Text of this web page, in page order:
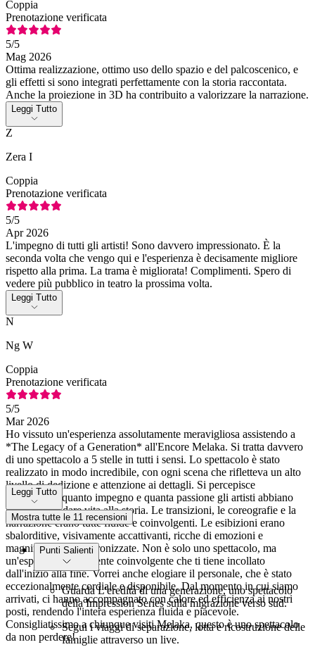
Coppia
Prenotazione verificata
5/5
Mag 2026
Ottima realizzazione, ottimo uso dello spazio e del palcoscenico, e
gli effetti si sono integrati perfettamente con la storia raccontata.
Anche la proiezione in 3D ha contribuito a valorizzare la narrazione.
Leggi Tutto
Z
Zera I
Coppia
Prenotazione verificata
5/5
Apr 2026
L'impegno di tutti gli artisti! Sono davvero impressionato. È la
seconda volta che vengo qui e l'esperienza è decisamente migliore
rispetto alla prima. La trama è migliorata! Complimenti. Spero di
vedere più pubblico in teatro la prossima volta.
Leggi Tutto
N
Ng W
Coppia
Prenotazione verificata
5/5
Mar 2026
Ho vissuto un'esperienza assolutamente meravigliosa assistendo a
*The Legacy of a Generation* all'Encore Melaka. Si tratta davvero
di uno spettacolo a 5 stelle in tutti i sensi. Lo spettacolo è stato
realizzato in modo incredibile, con ogni scena che rifletteva un alto
livello di dedizione e attenzione ai dettagli. Si percepisce
chiaramente quanto impegno e quanta passione gli artisti abbiano
riversato nel dare vita alla storia. Le transizioni, le coreografie e la
narrazione erano tutte fluide e coinvolgenti. Le esibizioni erano
sbalorditive, visivamente accattivanti, ricche di emozioni e
magnificamente sincronizzate. Non è solo uno spettacolo, ma
un'esperienza totalmente coinvolgente che ti tiene incollato
dall'inizio alla fine. Vorrei anche elogiare il personale, che è stato
eccezionalmente cordiale e disponibile. Dal momento in cui siamo
arrivati, ci hanno accompagnato con calore ed efficienza ai nostri
posti, rendendo l'intera esperienza fluida e piacevole.
Consigliatissimo a chiunque visiti Melaka, questo è uno spettacolo
da non perdere!
Leggi Tutto
Mostra tutte le 11 recensioni
Punti Salienti
Guarda L'eredità di una generazione, uno spettacolo
della Impression Series sulla migrazione verso sud.
Segui i viaggi di separazione, lotta e ricostruzione delle
famiglie attraverso un live.